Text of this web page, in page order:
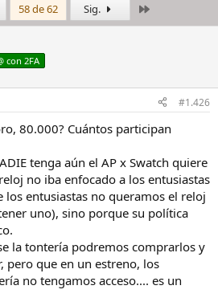
58 de 62 Sig.
con 2FA
#1.426
80.000? Cuántos participan
tenga aún el AP x Swatch quiere
no iba enfocado a los entusiastas
entusiastas no queramos el reloj
uno), sino porque su política
la tontería podremos comprarlos y
pero que en un estreno, los
no tengamos acceso.... es un